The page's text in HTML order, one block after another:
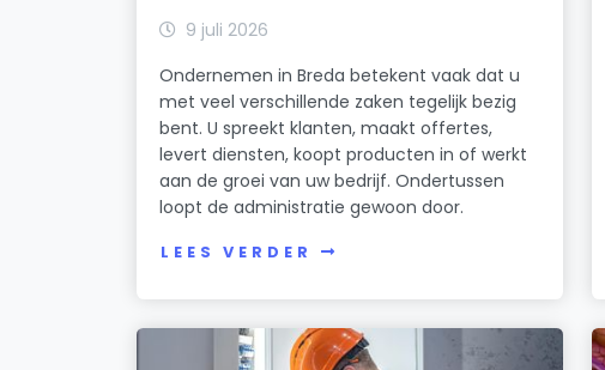
9 juli 2026
Ondernemen in Breda betekent vaak dat u
met veel verschillende zaken tegelijk bezig
bent. U spreekt klanten, maakt offertes,
levert diensten, koopt producten in of werkt
aan de groei van uw bedrijf. Ondertussen
loopt de administratie gewoon door.
LEES VERDER